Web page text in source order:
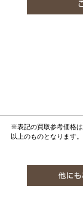
※表記の買取参考価格
以上のものとなります。